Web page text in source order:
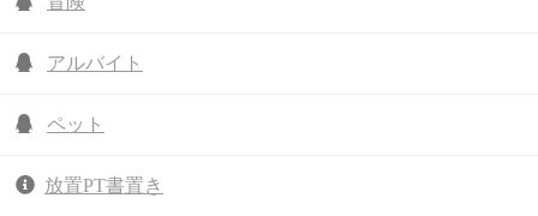
アルバイト
ペット
放置PT書置き